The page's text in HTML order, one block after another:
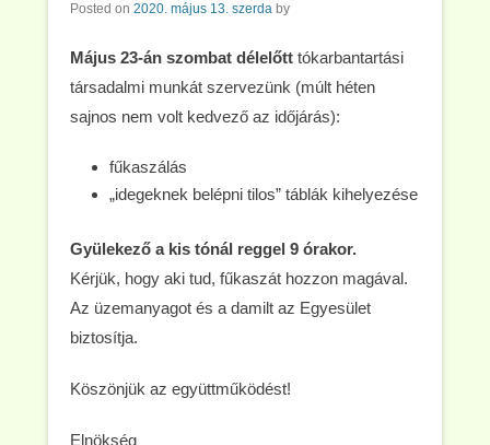
Posted on 2020. május 13. szerda by
Május 23-án szombat délelőtt tókarbantartási
társadalmi munkát szervezünk (múlt héten
sajnos nem volt kedvező az időjárás):
fűkaszálás
„idegeknek belépni tilos” táblák kihelyezése
Gyülekező a kis tónál reggel 9 órakor.
Kérjük, hogy aki tud, fűkaszát hozzon magával.
Az üzemanyagot és a damilt az Egyesület
biztosítja.
Köszönjük az együttműködést!
Elnökség